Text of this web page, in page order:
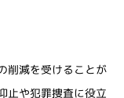
削減を受けることが
止や犯罪捜査に役立